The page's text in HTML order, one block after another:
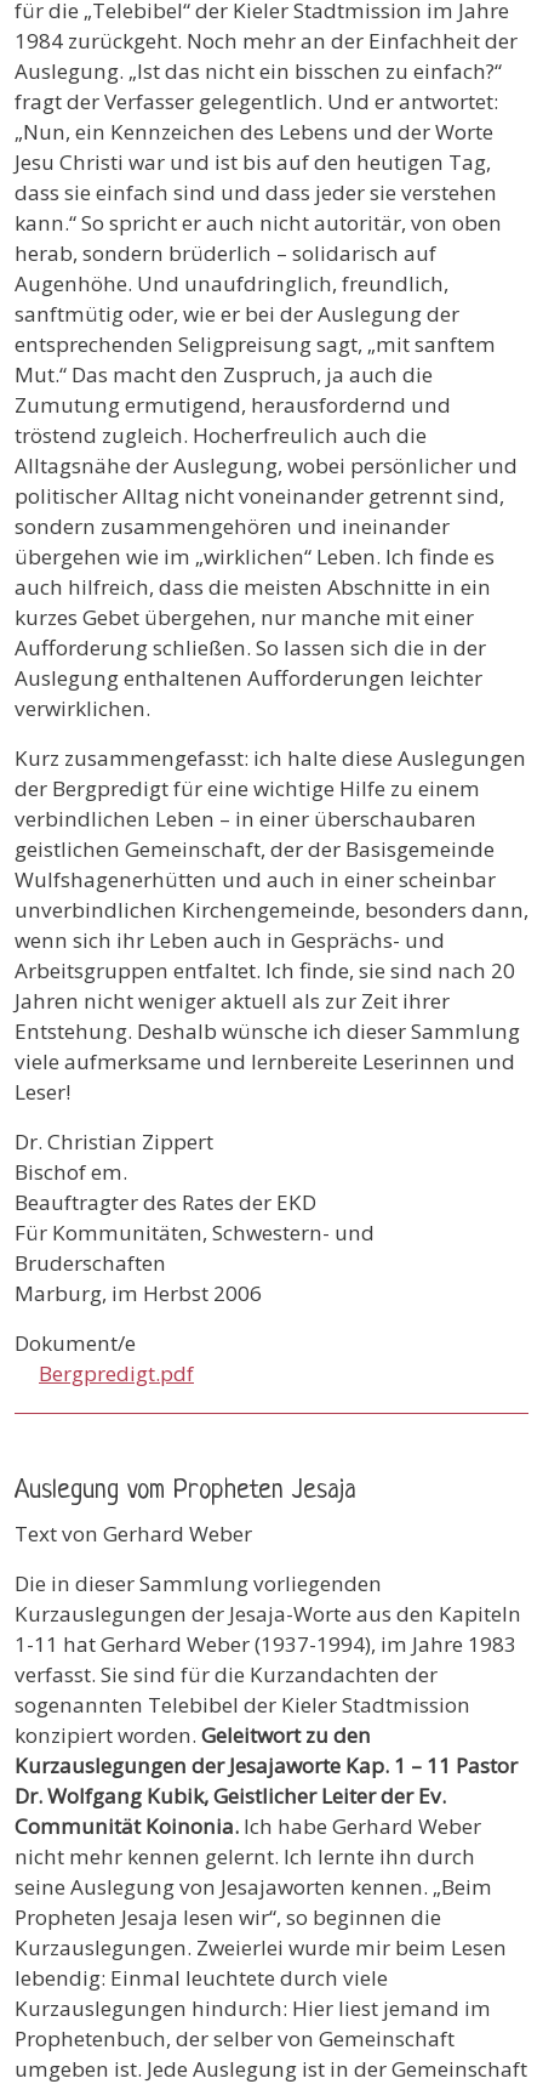
für die „Telebibel“ der Kieler Stadtmission im Jahre
1984 zurückgeht. Noch mehr an der Einfachheit der
Auslegung. „Ist das nicht ein bisschen zu einfach?“
fragt der Verfasser gelegentlich. Und er antwortet:
„Nun, ein Kennzeichen des Lebens und der Worte
Jesu Christi war und ist bis auf den heutigen Tag,
dass sie einfach sind und dass jeder sie verstehen
kann.“ So spricht er auch nicht autoritär, von oben
herab, sondern brüderlich – solidarisch auf
Augenhöhe. Und unaufdringlich, freundlich,
sanftmütig oder, wie er bei der Auslegung der
entsprechenden Seligpreisung sagt, „mit sanftem
Mut.“ Das macht den Zuspruch, ja auch die
Zumutung ermutigend, herausfordernd und
tröstend zugleich. Hocherfreulich auch die
Alltagsnähe der Auslegung, wobei persönlicher und
politischer Alltag nicht voneinander getrennt sind,
sondern zusammengehören und ineinander
übergehen wie im „wirklichen“ Leben. Ich finde es
auch hilfreich, dass die meisten Abschnitte in ein
kurzes Gebet übergehen, nur manche mit einer
Aufforderung schließen. So lassen sich die in der
Auslegung enthaltenen Aufforderungen leichter
verwirklichen.
Kurz zusammengefasst: ich halte diese Auslegungen
der Bergpredigt für eine wichtige Hilfe zu einem
verbindlichen Leben – in einer überschaubaren
geistlichen Gemeinschaft, der der Basisgemeinde
Wulfshagenerhütten und auch in einer scheinbar
unverbindlichen Kirchengemeinde, besonders dann,
wenn sich ihr Leben auch in Gesprächs- und
Arbeitsgruppen entfaltet. Ich finde, sie sind nach 20
Jahren nicht weniger aktuell als zur Zeit ihrer
Entstehung. Deshalb wünsche ich dieser Sammlung
viele aufmerksame und lernbereite Leserinnen und
Leser!
Dr. Christian Zippert
Bischof em.
Beauftragter des Rates der EKD
Für Kommunitäten, Schwestern- und
Bruderschaften
Marburg, im Herbst 2006
Dokument/e
Bergpredigt.pdf
Auslegung vom Propheten Jesaja
Text von Gerhard Weber
Die in dieser Sammlung vorliegenden
Kurzauslegungen der Jesaja-Worte aus den Kapiteln
1-11 hat Gerhard Weber (1937-1994), im Jahre 1983
verfasst. Sie sind für die Kurzandachten der
sogenannten Telebibel der Kieler Stadtmission
konzipiert worden. Geleitwort zu den
Kurzauslegungen der Jesajaworte Kap. 1 – 11 Pastor
Dr. Wolfgang Kubik, Geistlicher Leiter der Ev.
Communität Koinonia. Ich habe Gerhard Weber
nicht mehr kennen gelernt. Ich lernte ihn durch
seine Auslegung von Jesajaworten kennen. „Beim
Propheten Jesaja lesen wir“, so beginnen die
Kurzauslegungen. Zweierlei wurde mir beim Lesen
lebendig: Einmal leuchtete durch viele
Kurzauslegungen hindurch: Hier liest jemand im
Prophetenbuch, der selber von Gemeinschaft
umgeben ist. Jede Auslegung ist in der Gemeinschaft